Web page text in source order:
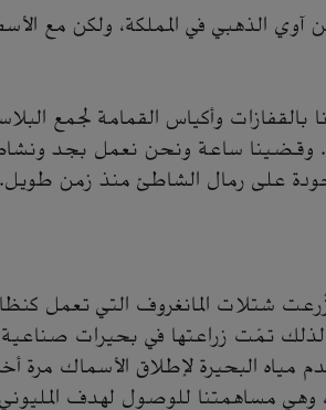
آوي الذهبي في المملكة، ولكن مع
وأكياس القمامة لجمع
وقضينا ساعة ونحن نعمل بجد
على رمال الشاطئ منذ زمن طويل.
شتلات المانغروف التي تعمل
تمّت زراعتها في بحيرات صناعية
مياه البحيرة لإطلاق الأسماك مرة
وهي مساهمتنا للوصول لهدف